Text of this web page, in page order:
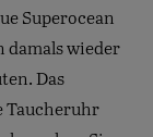
Superocean
damals wieder
Das
